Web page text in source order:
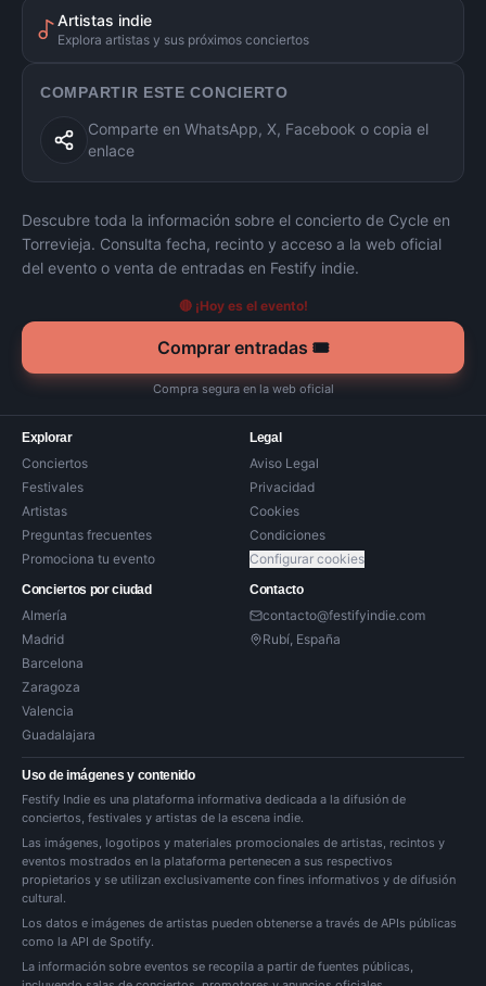
Artistas indie
Explora artistas y sus próximos conciertos
COMPARTIR ESTE CONCIERTO
Comparte en WhatsApp, X, Facebook o copia el
enlace
Descubre toda la información sobre el concierto de Cycle en
Torrevieja. Consulta fecha, recinto y acceso a la web oficial
del evento o venta de entradas en Festify indie.
🔴 ¡Hoy es el evento!
Comprar entradas 🎟️
Compra segura en la web oficial
Explorar
Conciertos
Festivales
Artistas
Preguntas frecuentes
Promociona tu evento
Legal
Aviso Legal
Privacidad
Cookies
Condiciones
Configurar cookies
Conciertos por ciudad
Almería
Madrid
Barcelona
Zaragoza
Valencia
Guadalajara
Contacto
contacto@festifyindie.com
Rubí, España
Uso de imágenes y contenido
Festify Indie es una plataforma informativa dedicada a la difusión de
conciertos, festivales y artistas de la escena indie.
Las imágenes, logotipos y materiales promocionales de artistas, recintos y
eventos mostrados en la plataforma pertenecen a sus respectivos
propietarios y se utilizan exclusivamente con fines informativos y de difusión
cultural.
Los datos e imágenes de artistas pueden obtenerse a través de APIs públicas
como la API de Spotify.
La información sobre eventos se recopila a partir de fuentes públicas,